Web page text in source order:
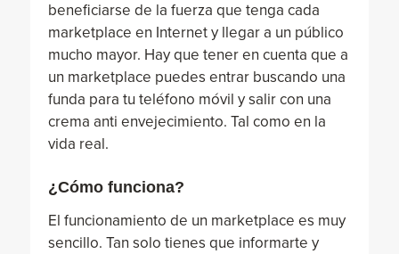
beneficiarse de la fuerza que tenga cada
marketplace en Internet y llegar a un público
mucho mayor. Hay que tener en cuenta que a
un marketplace puedes entrar buscando una
funda para tu teléfono móvil y salir con una
crema anti envejecimiento. Tal como en la
vida real.
¿Cómo funciona?
El funcionamiento de un marketplace es muy
sencillo. Tan solo tienes que informarte y